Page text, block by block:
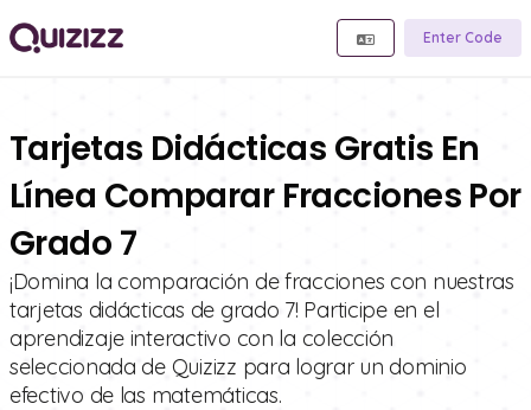
Enter Code
Tarjetas Didácticas Gratis En
Línea Comparar Fracciones Por
Grado 7
¡Domina la comparación de fracciones con nuestras
tarjetas didácticas de grado 7! Participe en el
aprendizaje interactivo con la colección
seleccionada de Quizizz para lograr un dominio
efectivo de las matemáticas.